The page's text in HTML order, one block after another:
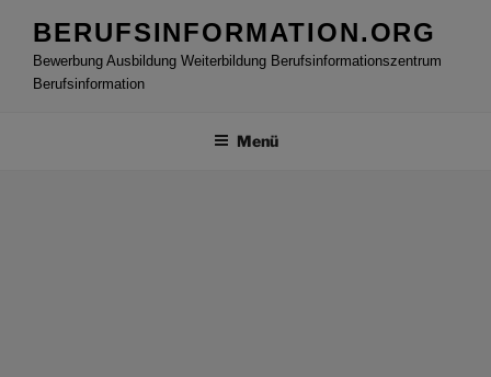
Inhalt
springen
BERUFSINFORMATION.ORG
Bewerbung Ausbildung Weiterbildung Berufsinformationszentrum
Berufsinformation
Menü